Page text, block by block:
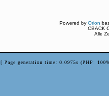
Powered byOrion
CBACK
Alle
[ Page generation time: 0.0975s (PHP: